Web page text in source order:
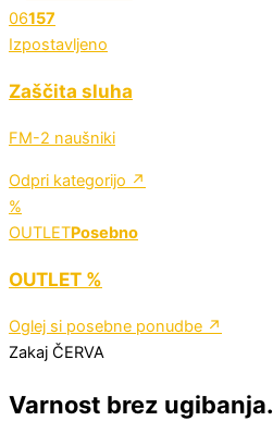
06157
Izpostavljeno
Zaščita sluha
FM-2 naušniki
Odpri kategorijo ↗
%
OUTLETPosebno
OUTLET %
Oglej si posebne ponudbe ↗
Zakaj ČERVA
Varnost brez ugibanja.